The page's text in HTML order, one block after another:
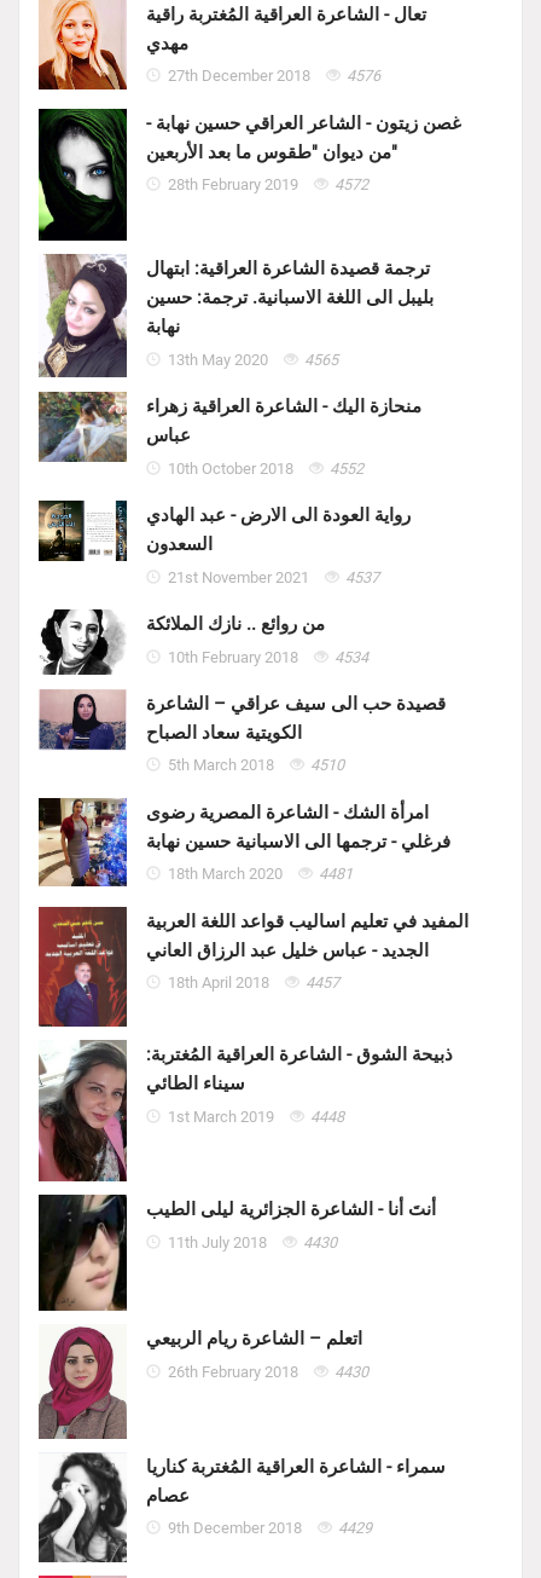
تعال - الشاعرة العراقية المُغتربة راقية
مهدي
27th December 2018 4576
غصن زيتون - الشاعر العراقي حسين نهابة -
من ديوان "طقوس ما بعد الأربعين"
28th February 2019 4572
ترجمة قصيدة الشاعرة العراقية: ابتهال
بليبل الى اللغة الاسبانية. ترجمة: حسين
نهابة
13th May 2020 4565
منحازة اليك - الشاعرة العراقية زهراء
عباس
10th October 2018 4552
رواية العودة الى الارض - عبد الهادي
السعدون
21st November 2021 4537
من روائع .. نازك الملائكة
10th February 2018 4534
قصيدة حب الى سيف عراقي – الشاعرة
الكويتية سعاد الصباح
5th March 2018 4510
امرأة الشك - الشاعرة المصرية رضوى
فرغلي - ترجمها الى الاسبانية حسين نهابة
18th March 2020 4481
المفيد في تعليم اساليب قواعد اللغة العربية
الجديد - عباس خليل عبد الرزاق العاني
18th April 2018 4457
ذبيحة الشوق - الشاعرة العراقية المُغتربة:
سيناء الطائي
1st March 2019 4448
أنتَ أنا - الشاعرة الجزائرية ليلى الطيب
11th July 2018 4430
اتعلم – الشاعرة ريام الربيعي
26th February 2018 4430
سمراء - الشاعرة العراقية المُغتربة كناريا
عصام
9th December 2018 4429